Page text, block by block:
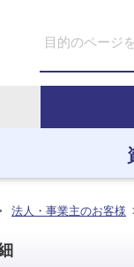
支援
ス
法人・事業主のお客様